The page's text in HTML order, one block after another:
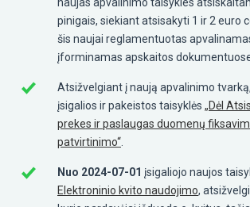
pinigais, siekiant atsisakyti 1 ir 2 euro
šis naujai reglamentuotas
įforminamas apskaitos
Atsižvelgiant į naują apvalinimo
įsigalios ir pakeistos taisyklės „Dėl
prekes ir paslaugas duomenų
patvirtinimo“
Nuo 2024-07-01 įsigaliojo naujos
Elektroninio kvito naudojimo,